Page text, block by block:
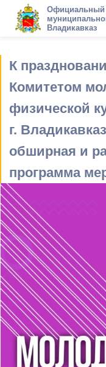
Официальный
Владикавказ
К
Комитетом
физической
г.
обширная и
программа